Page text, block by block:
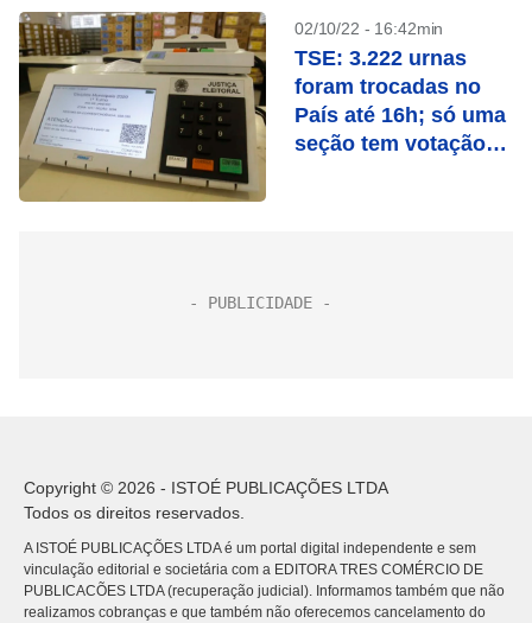
02/10/22 - 16:42min
TSE: 3.222 urnas
foram trocadas no
País até 16h; só uma
seção tem votação
Copyright © 2026 - ISTOÉ PUBLICAÇÕES LTDA
Todos os direitos reservados.
A ISTOÉ PUBLICAÇÕES LTDA é um portal digital independente e sem
vinculação editorial e societária com a EDITORA TRES COMÉRCIO DE
PUBLICACÕES LTDA (recuperação judicial). Informamos também que não
realizamos cobranças e que também não oferecemos cancelamento do